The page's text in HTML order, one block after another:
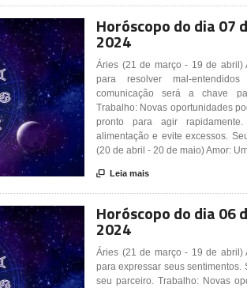
Horóscopo do dia 07
2024
Áries (21 de março - 19 de abril)
para resolver mal-
comunicação será a chave
Trabalho: Novas oportunidades
pronto para agir
alimentação e evite excessos.
(20 de abril - 20 de maio) Amor:
 Leia mais
Horóscopo do dia 06
2024
Áries (21 de março - 19 de abril)
para expressar seus sentimentos.
seu parceiro. Trabalho: Novas